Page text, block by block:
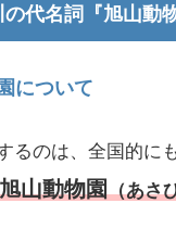
の代名詞『旭山動
について
るのは、全国的に
山動物園（あさ